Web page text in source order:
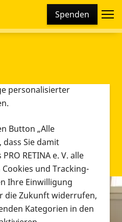
Spenden
Cookies und
Cookies und
personalisierter
Button „Alle
dass Sie damit
RETINA e. V. alle
und Tracking-
Ihre Einwilligung
die Zukunft widerrufen,
Kategorien in den